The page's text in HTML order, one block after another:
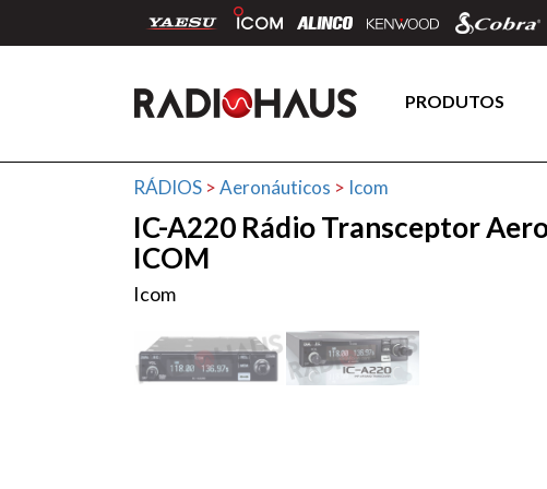
PRODUTOS
RÁDIOS >Aeronáuticos > Icom
IC-A220 Rádio Transceptor
ICOM
Icom